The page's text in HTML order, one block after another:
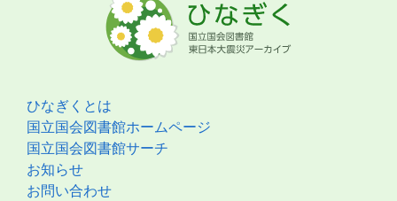
ひなぎくとは
国立国会図書館ホームページ
国立国会図書館サーチ
お知らせ
お問い合わせ